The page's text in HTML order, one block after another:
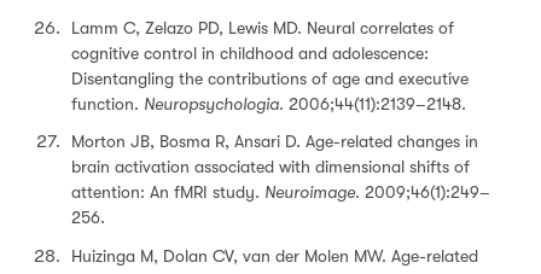
Lamm C, Zelazo PD, Lewis MD. Neural correlates of
cognitive control in childhood and adolescence:
Disentangling the contributions of age and executive
function. Neuropsychologia. 2006;44(11):2139–2148.
Morton JB, Bosma R, Ansari D. Age-related changes in
brain activation associated with dimensional shifts of
attention: An fMRI study. Neuroimage. 2009;46(1):249–
256.
Huizinga M, Dolan CV, van der Molen MW. Age-related